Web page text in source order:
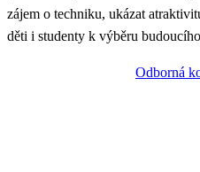
zájem o techniku, ukázat
děti i studenty k výběru
Odborná